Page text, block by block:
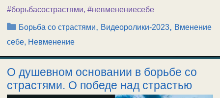
#борьбасострастями, #невменениесебе
Рубрики
Борьба со страстями, Видеоролики-2023, Вменение
себе, Невменение
О душевном основании в борьбе со
страстями. О победе над страстью